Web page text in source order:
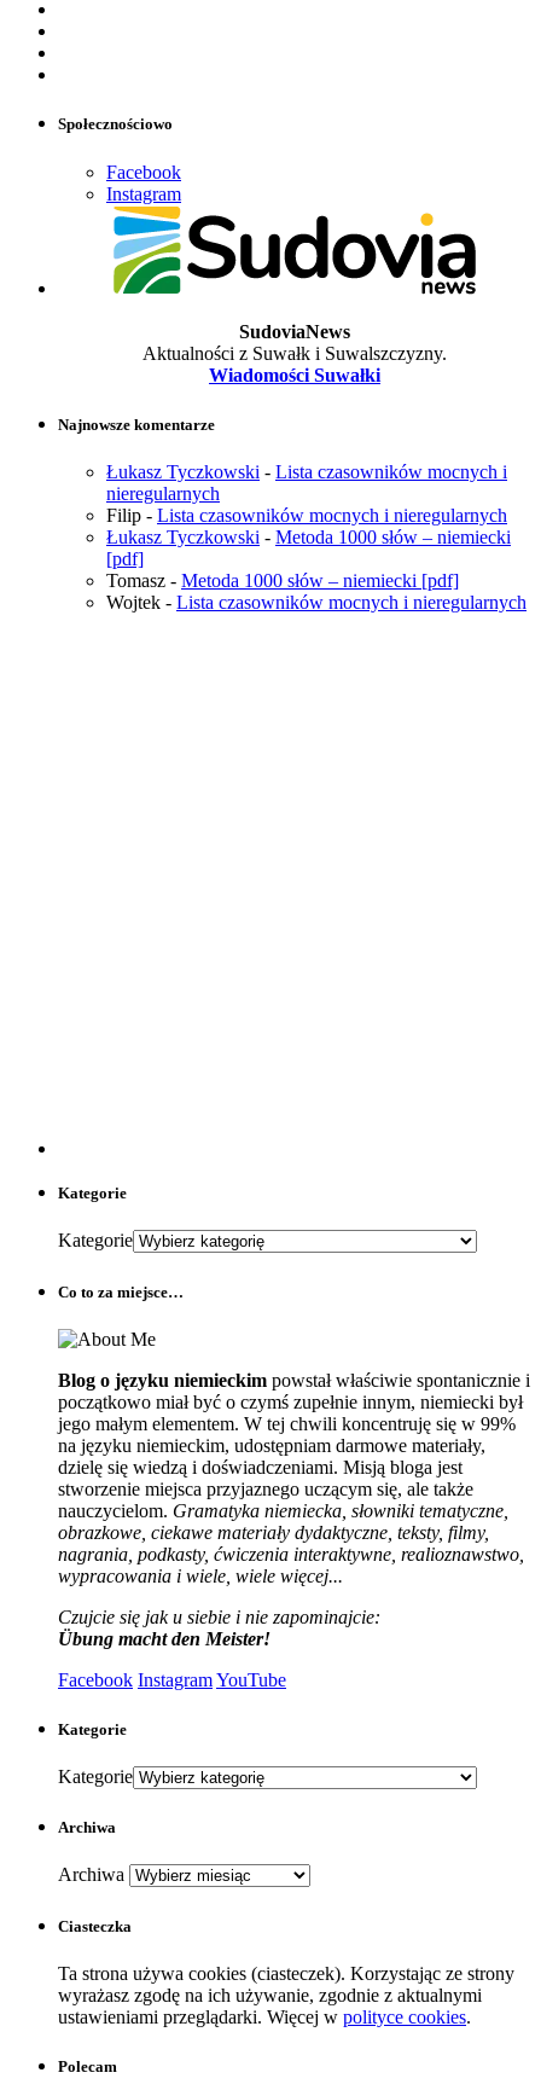
Społecznościowo
Facebook
Instagram
SudoviaNews
Aktualności z Suwałk i Suwalszczyzny.
Wiadomości Suwałki
Najnowsze komentarze
Łukasz Tyczkowski - Lista czasowników mocnych i
nieregularnych
Filip - Lista czasowników mocnych i nieregularnych
Łukasz Tyczkowski - Metoda 1000 słów – niemiecki
[pdf]
Tomasz - Metoda 1000 słów – niemiecki [pdf]
Wojtek - Lista czasowników mocnych i nieregularnych
Kategorie
Kategorie
Co to za miejsce…
Blog o języku niemieckim powstał właściwie spontanicznie i
początkowo miał być o czymś zupełnie innym, niemiecki był
jego małym elementem. W tej chwili koncentruję się w 99%
na języku niemieckim, udostępniam darmowe materiały,
dzielę się wiedzą i doświadczeniami. Misją bloga jest
stworzenie miejsca przyjaznego uczącym się, ale także
nauczycielom. Gramatyka niemiecka, słowniki tematyczne,
obrazkowe, ciekawe materiały dydaktyczne, teksty, filmy,
nagrania, podkasty, ćwiczenia interaktywne, realioznawstwo,
wypracowania i wiele, wiele więcej...
Czujcie się jak u siebie i nie zapominajcie:
Übung macht den Meister!
Facebook InstagramYouTube
Kategorie
Kategorie
Archiwa
Archiwa
Ciasteczka
Ta strona używa cookies (ciasteczek). Korzystając ze strony
wyrażasz zgodę na ich używanie, zgodnie z aktualnymi
ustawieniami przeglądarki. Więcej w polityce cookies.
Polecam